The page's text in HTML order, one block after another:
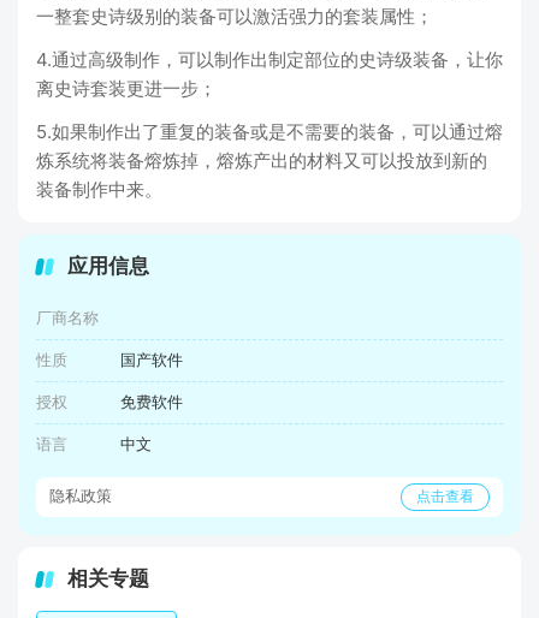
一整套史诗级别的装备可以激活强力的套装属性；
4.通过高级制作，可以制作出制定部位的史诗级装备，让你
离史诗套装更进一步；
5.如果制作出了重复的装备或是不需要的装备，可以通过熔
炼系统将装备熔炼掉，熔炼产出的材料又可以投放到新的
装备制作中来。
应用信息
厂商名称
性质 国产软件
授权 免费软件
语言 中文
隐私政策 点击查看
相关专题